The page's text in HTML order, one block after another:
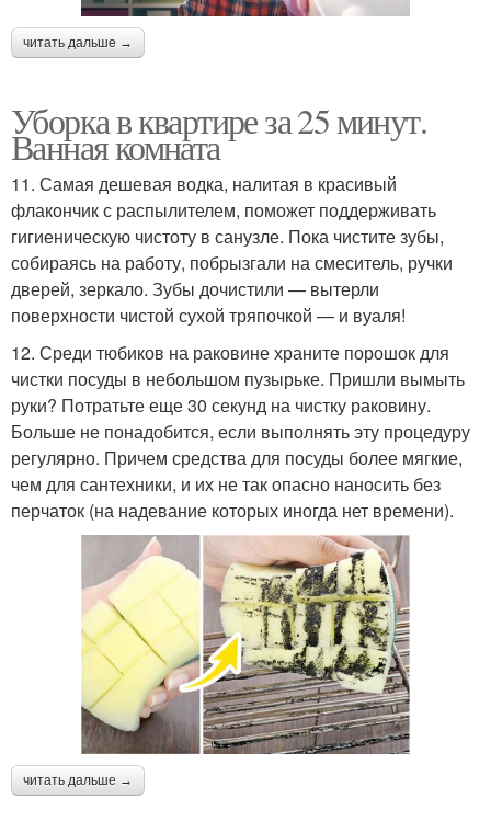
читать дальше →
Уборка в квартире за 25 минут.
Ванная комната
11. Самая дешевая водка, налитая в красивый
флакончик с распылителем, поможет поддерживать
гигиеническую чистоту в санузле. Пока чистите зубы,
собираясь на работу, побрызгали на смеситель, ручки
дверей, зеркало. Зубы дочистили — вытерли
поверхности чистой сухой тряпочкой — и вуаля!
12. Среди тюбиков на раковине храните порошок для
чистки посуды в небольшом пузырьке. Пришли вымыть
руки? Потратьте еще 30 секунд на чистку раковину.
Больше не понадобится, если выполнять эту процедуру
регулярно. Причем средства для посуды более мягкие,
чем для сантехники, и их не так опасно наносить без
перчаток (на надевание которых иногда нет времени).
читать дальше →